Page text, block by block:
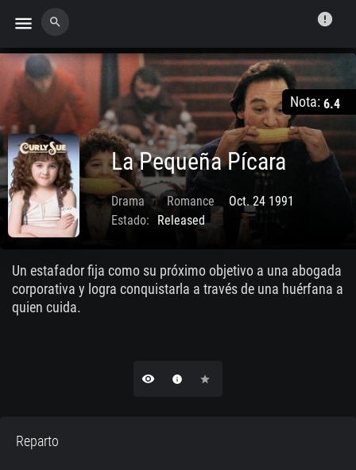
menu search error
Nota: 6.4
La Pequeña Pícara
Drama Romance
Oct. 24 1991
Estado:
Released
Un estafador fija como su próximo objetivo a una abogada
corporativa y logra conquistarla a través de una huérfana a
quien cuida.
remove_red_eye info star
Reparto